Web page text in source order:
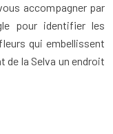
accompagner par
pour identifier les
qui embellissent
de la Selva un endroit